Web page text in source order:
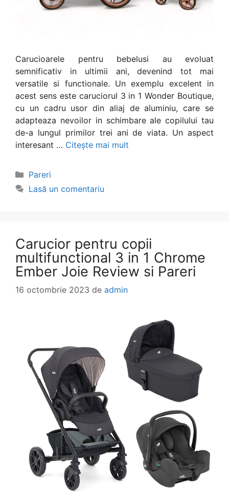
Carucioarele pentru bebelusi au evoluat
semnificativ in ultimii ani, devenind tot mai
versatile si functionale. Un exemplu excelent in
acest sens este caruciorul 3 in 1 Wonder Boutique,
cu un cadru usor din aliaj de aluminiu, care se
adapteaza nevoilor in schimbare ale copilului tau
de-a lungul primilor trei ani de viata. Un aspect
interesant … Citește mai mult
Categorii
Pareri
Lasă un comentariu
Carucior pentru copii
multifunctional 3 in 1 Chrome
Ember Joie Review si Pareri
16 octombrie 2023 de admin